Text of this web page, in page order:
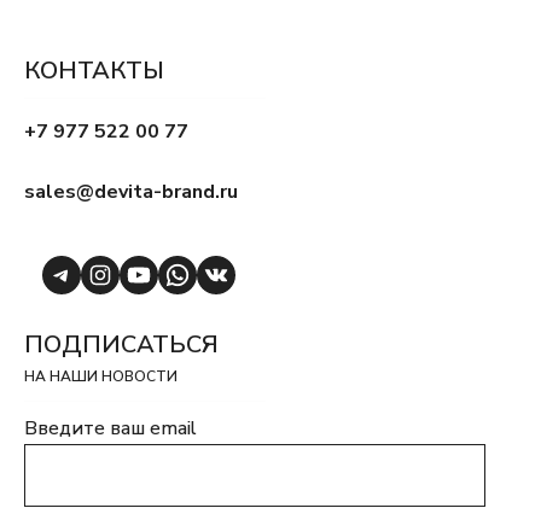
КОНТАКТЫ
+7 977 522 00 77
sales@devita-brand.ru
Telegram
Instagram
YouTube
WhatsApp
VK
ПОДПИСАТЬСЯ
НА НАШИ НОВОСТИ
Введите ваш email